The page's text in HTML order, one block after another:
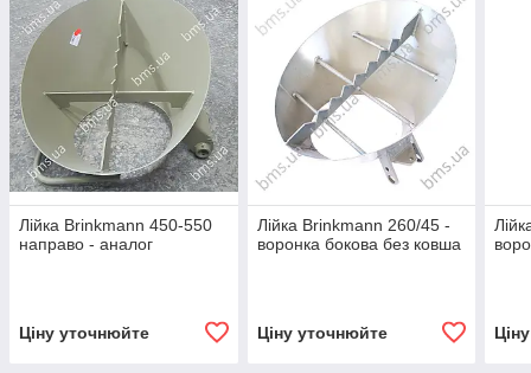
Лійка Brinkmann 450-550
направо - аналог
Ціну уточнюйте
Лійка Brinkmann 260/45 -
воронка бокова без ковша
Ціну уточнюйте